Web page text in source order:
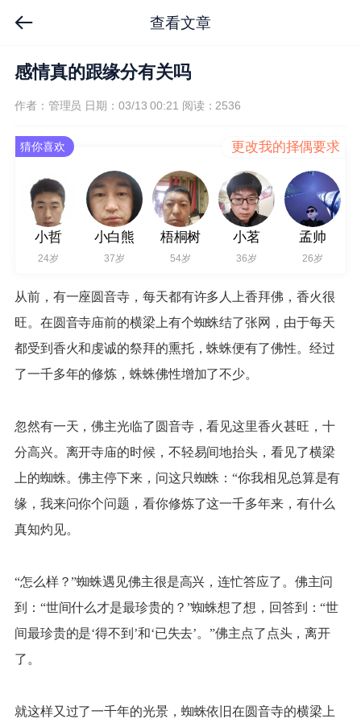
查看文章
感情真的跟缘分有关吗
作者：管理员 日期：03/13 00:21 阅读：2536
猜你喜欢 更改我的择偶要求
小哲
24岁
小白熊
37岁
梧桐树
54岁
小茗
36岁
孟帅
26岁
从前，有一座圆音寺，每天都有许多人上香拜佛，香火很
旺。在圆音寺庙前的横梁上有个蜘蛛结了张网，由于每天
都受到香火和虔诚的祭拜的熏托，蛛蛛便有了佛性。经过
了一千多年的修炼，蛛蛛佛性增加了不少。
忽然有一天，佛主光临了圆音寺，看见这里香火甚旺，十
分高兴。离开寺庙的时候，不轻易间地抬头，看见了横梁
上的蜘蛛。佛主停下来，问这只蜘蛛：“你我相见总算是有
缘，我来问你个问题，看你修炼了这一千多年来，有什么
真知灼见。
“怎么样？”蜘蛛遇见佛主很是高兴，连忙答应了。佛主问
到：“世间什么才是最珍贵的？”蜘蛛想了想，回答到：“世
间最珍贵的是‘得不到’和‘已失去’。”佛主点了点头，离开
了。
就这样又过了一千年的光景，蜘蛛依旧在圆音寺的横梁上